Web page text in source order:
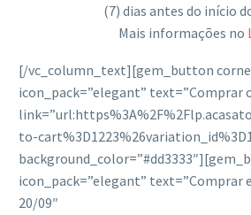
(7) dias antes do início
Mais informações no
[/vc_column_text][gem_button
icon_pack=”elegant” text=”Comprar
to-
icon_pack=”elegant” text=”Comprar
20/09″